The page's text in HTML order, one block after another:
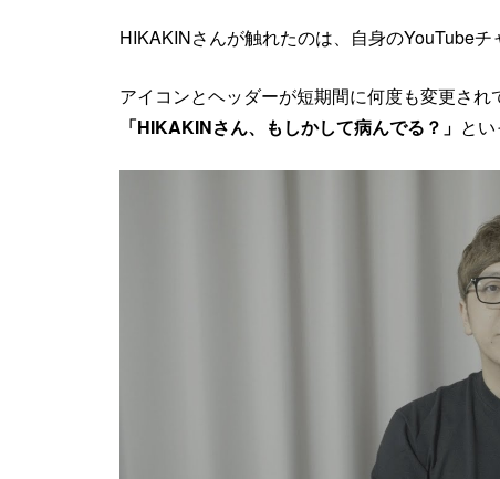
HIKAKINさんが触れたのは、自身のYouTube
アイコンとヘッダーが短期間に何度も変更され
「HIKAKINさん、もしかして病んでる？」 と